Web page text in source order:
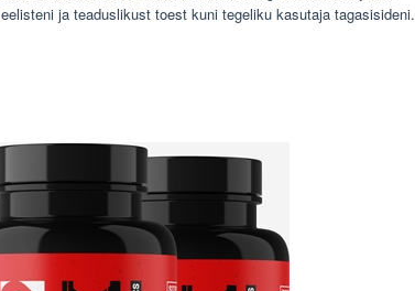
ja teaduslikust toest kuni tegeliku kasutaja tagasisideni.